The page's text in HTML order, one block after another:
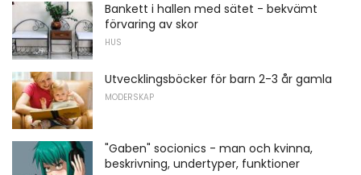
Bankett i hallen med sätet - bekvämt
förvaring av skor
HUS
Utvecklingsböcker för barn 2-3 år gamla
MODERSKAP
"Gaben" socionics - man och kvinna,
beskrivning, undertyper, funktioner